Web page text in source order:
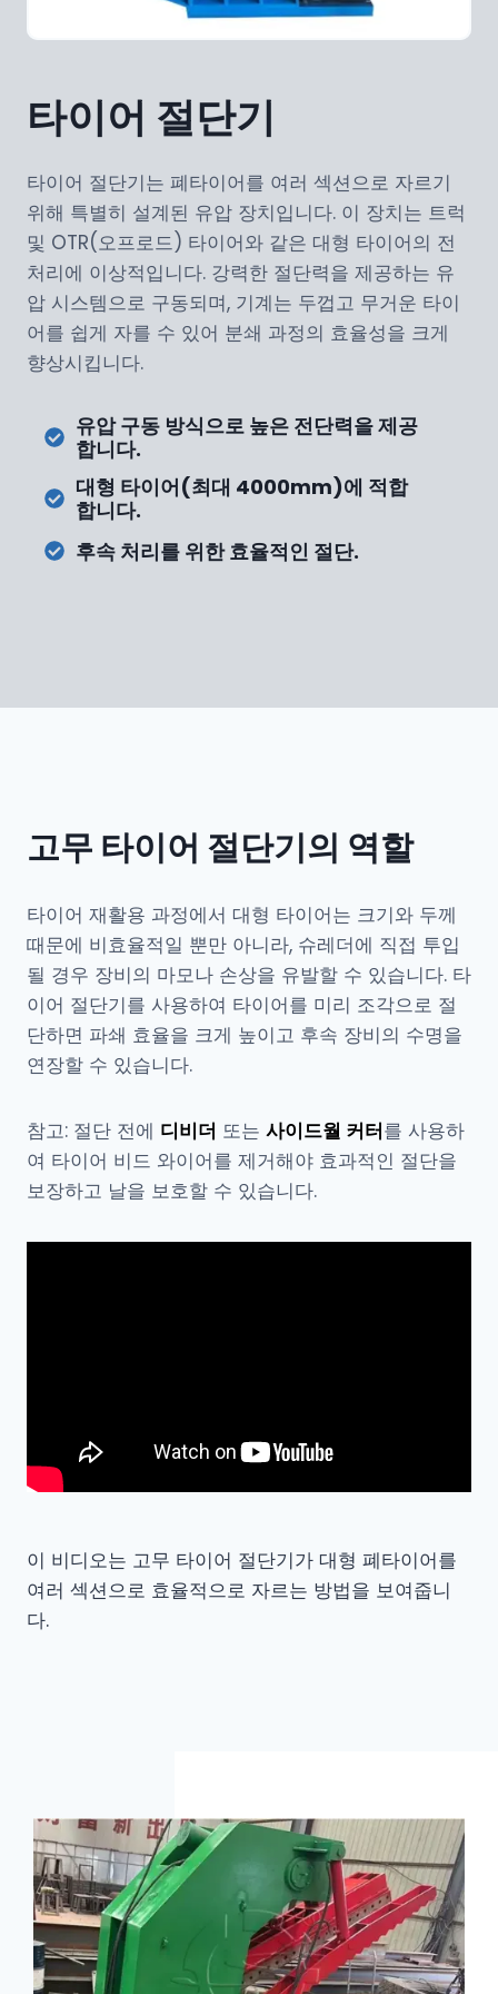
타이어 절단기
타이어 절단기는 폐타이어를 여러 섹션으로 자르기
위해 특별히 설계된 유압 장치입니다. 이 장치는 트럭
및 OTR(오프로드) 타이어와 같은 대형 타이어의 전
처리에 이상적입니다. 강력한 절단력을 제공하는 유
압 시스템으로 구동되며, 기계는 두껍고 무거운 타이
어를 쉽게 자를 수 있어 분쇄 과정의 효율성을 크게
향상시킵니다.
유압 구동 방식으로 높은 전단력을 제공
합니다.
대형 타이어(최대 4000mm)에 적합
합니다.
후속 처리를 위한 효율적인 절단.
고무 타이어 절단기의 역할
타이어 재활용 과정에서 대형 타이어는 크기와 두께
때문에 비효율적일 뿐만 아니라, 슈레더에 직접 투입
될 경우 장비의 마모나 손상을 유발할 수 있습니다. 타
이어 절단기를 사용하여 타이어를 미리 조각으로 절
단하면 파쇄 효율을 크게 높이고 후속 장비의 수명을
연장할 수 있습니다.
참고: 절단 전에 디비더 또는 사이드월 커터를 사용하
여 타이어 비드 와이어를 제거해야 효과적인 절단을
보장하고 날을 보호할 수 있습니다.
이 비디오는 고무 타이어 절단기가 대형 폐타이어를
여러 섹션으로 효율적으로 자르는 방법을 보여줍니
다.